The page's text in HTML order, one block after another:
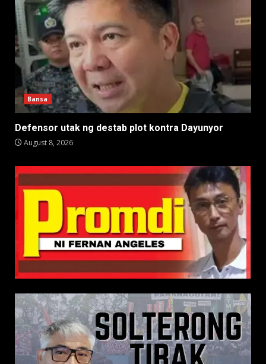
Bansa
Defensor utak ng destab plot kontra Dayunyor
August 8, 2026